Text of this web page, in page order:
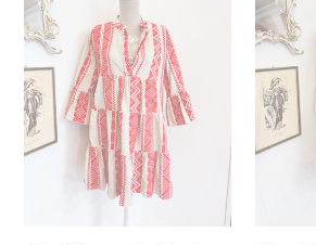
-
Taglia
unica
sangallo
-
Taglia
unica